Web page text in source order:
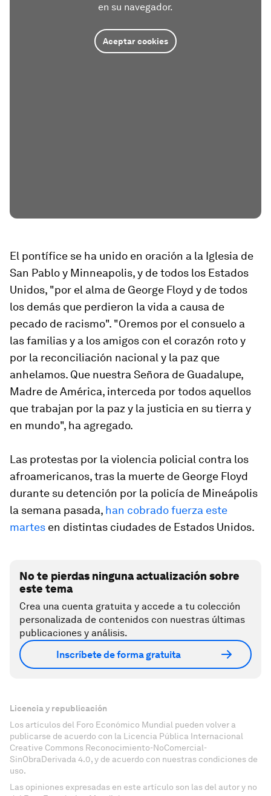
en su navegador.
Aceptar cookies
El pontífice se ha unido en oración a la Iglesia de
San Pablo y Minneapolis, y de todos los Estados
Unidos, "por el alma de George Floyd y de todos
los demás que perdieron la vida a causa de
pecado de racismo". "Oremos por el consuelo a
las familias y a los amigos con el corazón roto y
por la reconciliación nacional y la paz que
anhelamos. Que nuestra Señora de Guadalupe,
Madre de América, interceda por todos aquellos
que trabajan por la paz y la justicia en su tierra y
en mundo", ha agregado.
Las protestas por la violencia policial contra los
afroamericanos, tras la muerte de George Floyd
durante su detención por la policía de Mineápolis
la semana pasada, han cobrado fuerza este
martes en distintas ciudades de Estados Unidos.
No te pierdas ninguna actualización sobre
este tema
Crea una cuenta gratuita y accede a tu colección
personalizada de contenidos con nuestras últimas
publicaciones y análisis.
Inscríbete de forma gratuita
Licencia y republicación
Los artículos del Foro Económico Mundial pueden volver a
publicarse de acuerdo con la Licencia Pública Internacional
Creative Commons Reconocimiento-NoComercial-
SinObraDerivada 4.0, y de acuerdo con nuestras condiciones de
uso.
Las opiniones expresadas en este artículo son las del autor y no